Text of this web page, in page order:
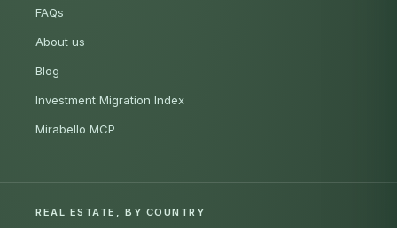
FAQs
About us
Blog
Investment Migration Index
Mirabello MCP
REAL ESTATE, BY COUNTRY